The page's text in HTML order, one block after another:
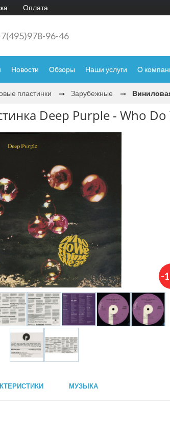
Оплата
96-46
Новости Обзоры Наши услуги О
пластинки Зарубежные
Deep Purple - Who
-
МУЗЫКА